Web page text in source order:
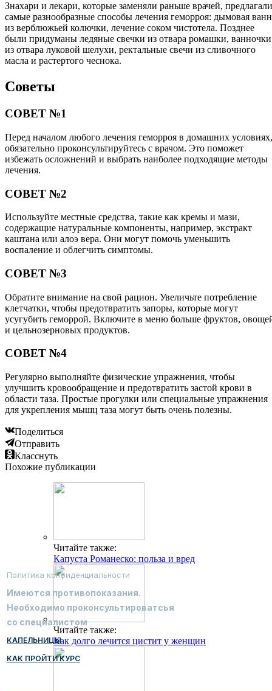
Знахари и лекари, которые заменяли раньше врачей, предлагали
самые разнообразные способы лечения геморроя: дымовая
из верблюжьей колючки, лечение соком чистотела. Позднее
были придуманы ледяные свечки из отвара ромашки, ванночки
из отвара луковой шелухи, ректальные свечи из сливочного
масла и растертого чеснока.
Советы
СОВЕТ №1
Перед началом любого лечения геморроя в домашних условиях,
обязательно проконсультируйтесь с врачом. Это поможет
избежать осложнений и выбрать наиболее подходящие методы
лечения.
СОВЕТ №2
Используйте местные средства, такие как кремы и мази,
содержащие натуральные компоненты, например, экстракт
каштана или алоэ вера. Они могут помочь уменьшить
воспаление и облегчить симптомы.
СОВЕТ №3
Обратите внимание на свой рацион. Увеличьте потребление
клетчатки, чтобы предотвратить запоры, которые могут
усугубить геморрой. Включите в меню больше фруктов,
и цельнозерновых продуктов.
СОВЕТ №4
Регулярно выполняйте физические упражнения, чтобы
улучшить кровообращение и предотвратить застой крови в
области таза. Простые прогулки или специальные упражнения
для укрепления мышц таза могут быть очень полезны.
Поделиться
Отправить
Класснуть
Похожие публикации
Читайте также:
Капуста Романеско: польза и вред
Читайте также:
Как долго лечится цистит у женщин
Политика конфиденциальности
Имеются противопоказания.
Необходимо проконсультироватсья
со специалистом
КАПЕЛЬНИЦЫ
КАК ПРОЙТИ КУРС